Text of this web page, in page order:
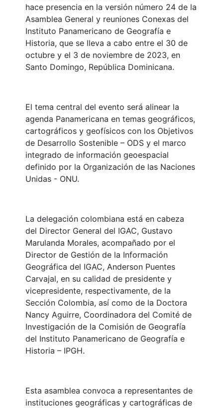
hace presencia en la versión número 24 de la
Asamblea General y reuniones Conexas del
Instituto Panamericano de Geografía e
Historia, que se lleva a cabo entre el 30 de
octubre y el 3 de noviembre de 2023, en
Santo Domingo, República Dominicana.
El tema central del evento será alinear la
agenda Panamericana en temas geográficos,
cartográficos y geofísicos con los Objetivos
de Desarrollo Sostenible – ODS y el marco
integrado de información geoespacial
definido por la Organización de las Naciones
Unidas - ONU.
La delegación colombiana está en cabeza
del Director General del IGAC, Gustavo
Marulanda Morales, acompañado por el
Director de Gestión de la Información
Geográfica del IGAC, Anderson Puentes
Carvajal, en su calidad de presidente y
vicepresidente, respectivamente, de la
Sección Colombia, así como de la Doctora
Nancy Aguirre, Coordinadora del Comité de
Investigación de la Comisión de Geografía
del Instituto Panamericano de Geografía e
Historia – IPGH.
Esta asamblea convoca a representantes de
instituciones geográficas y cartográficas de